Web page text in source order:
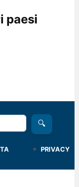
paesi
🔍
PRIVACY